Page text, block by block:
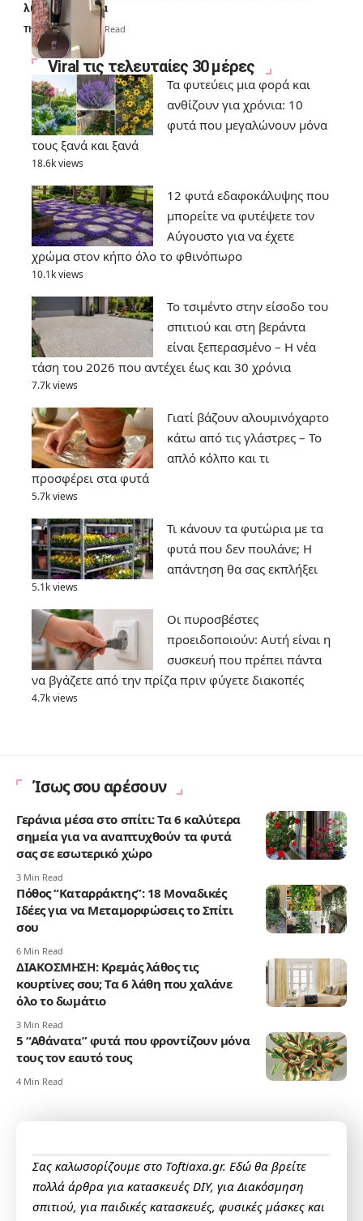
λύσουν τα χέρια
Thali Ombre 6 Min Read
Viral τις τελευταίες 30 μέρες
Τα φυτεύεις μια φορά και
ανθίζουν για χρόνια: 10
φυτά που μεγαλώνουν μόνα
τους ξανά και ξανά
18.6k views
12 φυτά εδαφοκάλυψης που
μπορείτε να φυτέψετε τον
Αύγουστο για να έχετε
χρώμα στον κήπο όλο το φθινόπωρο
10.1k views
Το τσιμέντο στην είσοδο του
σπιτιού και στη βεράντα
είναι ξεπερασμένο – Η νέα
τάση του 2026 που αντέχει έως και 30 χρόνια
7.7k views
Γιατί βάζουν αλουμινόχαρτο
κάτω από τις γλάστρες – Το
απλό κόλπο και τι
προσφέρει στα φυτά
5.7k views
Τι κάνουν τα φυτώρια με τα
φυτά που δεν πουλάνε; Η
απάντηση θα σας εκπλήξει
5.1k views
Οι πυροσβέστες
προειδοποιούν: Αυτή είναι η
συσκευή που πρέπει πάντα
να βγάζετε από την πρίζα πριν φύγετε διακοπές
4.7k views
Ίσως σου αρέσουν
Γεράνια μέσα στο σπίτι: Τα 6 καλύτερα
σημεία για να αναπτυχθούν τα φυτά
σας σε εσωτερικό χώρο
3 Min Read
Πόθος “Καταρράκτης”: 18 Μοναδικές
Ιδέες για να Μεταμορφώσεις το Σπίτι
σου
6 Min Read
ΔΙΑΚΟΣΜΗΣΗ: Κρεμάς λάθος τις
κουρτίνες σου; Τα 6 λάθη που χαλάνε
όλο το δωμάτιο
3 Min Read
5 “Αθάνατα” φυτά που φροντίζουν μόνα
τους τον εαυτό τους
4 Min Read
Σας καλωσορίζουμε στο Toftiaxa.gr. Εδώ θα βρείτε
πολλά άρθρα για κατασκευές DIY, για Διακόσμηση
σπιτιού, για παιδικές κατασκευές, φυσικές μάσκες και